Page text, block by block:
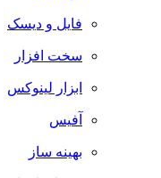
فایل و دیسک
سخت افزار
ابزار لینوکس
آفیس
بهینه ساز